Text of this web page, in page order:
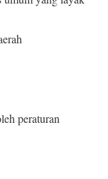
peraturan